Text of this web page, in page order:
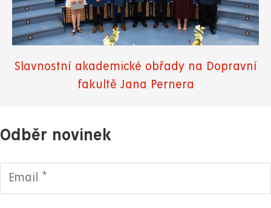
Slavnostní akademické obřady na Dopravní
fakultě Jana Pernera
Odběr novinek